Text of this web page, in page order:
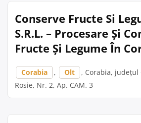
Conserve Fructe Si
S.R.L. – Procesare Și
Fructe Și Legume În
Corabia , Olt
, Corabia, județul
Rosie, Nr. 2, Ap. CAM. 3